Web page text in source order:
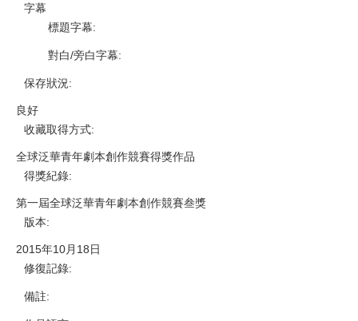
字幕
標題字幕:
對白/旁白字幕:
保存狀況:
良好
收藏取得方式:
全球泛華青年劇本創作競賽得獎作品
得獎紀錄:
第一屆全球泛華青年劇本創作競賽叁獎
版本:
2015年10月18日
修復記錄:
備註: